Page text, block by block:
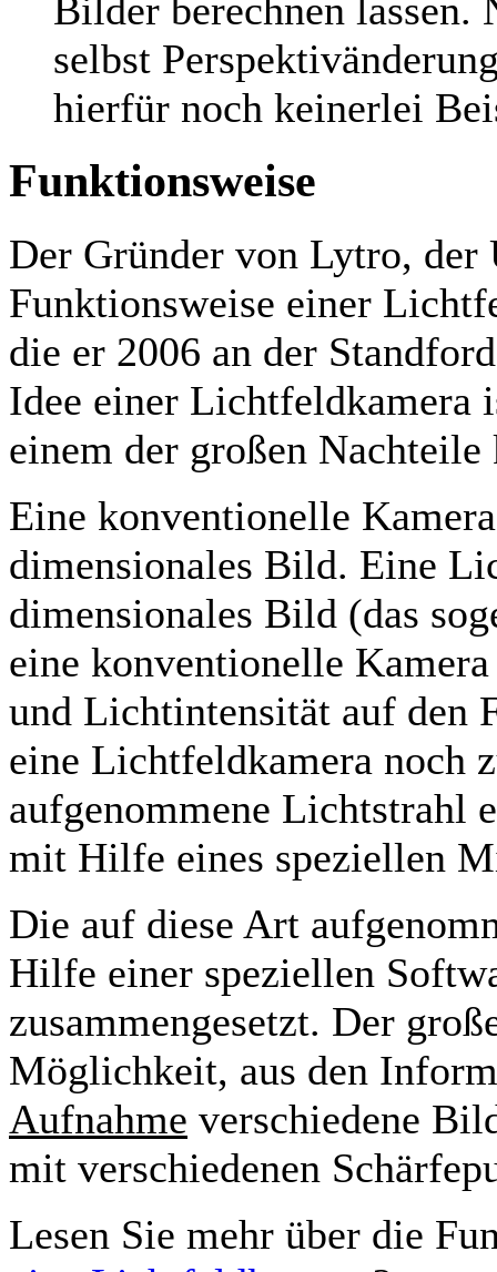
Bilder berechnen lassen.
selbst
hierfür noch keinerlei
Funktionsweise
Der Gründer von Lytro, der
Funktionsweise einer
die er 2006 an der
Idee einer Lichtfeldkamera
einem der großen
Eine konventionelle
dimensionales Bild. Eine
dimensionales Bild (das
eine konventionelle
und Lichtintensität auf den
eine Lichtfeldkamera noch
aufgenommene Lichtstrahl
mit Hilfe eines speziellen
Die auf diese Art
Hilfe einer speziellen
zusammengesetzt. Der
Möglichkeit, aus den
Aufnahme verschiedene
mit verschiedenen
Lesen Sie mehr über die